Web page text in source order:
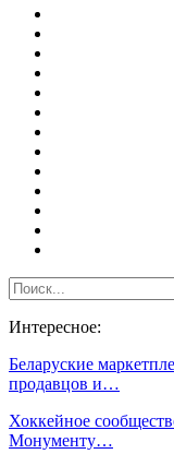
Интересное:
Беларуские
продавцов и…
Хоккейное
Монументу…